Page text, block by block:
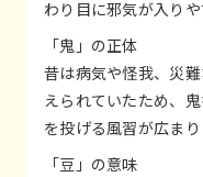
わり目に邪気が入り
「鬼」の正体
昔は病気や怪我、災
えられていたため、
を投げる風習が広まり
「豆」の意味